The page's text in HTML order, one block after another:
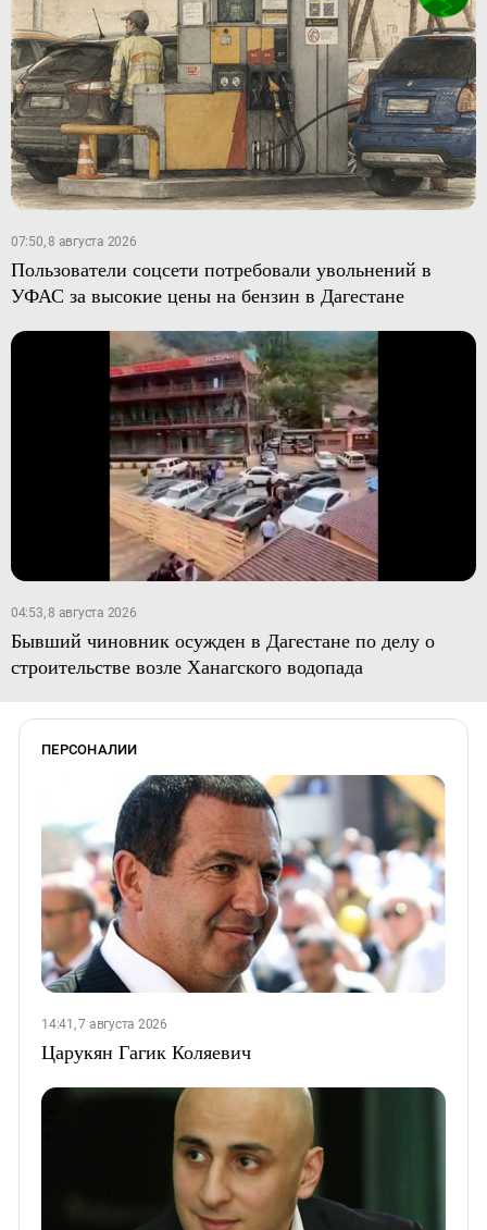
07:50, 8 августа 2026
Пользователи соцсети потребовали увольнений в
УФАС за высокие цены на бензин в Дагестане
04:53, 8 августа 2026
Бывший чиновник осужден в Дагестане по делу о
строительстве возле Ханагского водопада
ПЕРСОНАЛИИ
14:41, 7 августа 2026
Царукян Гагик Коляевич